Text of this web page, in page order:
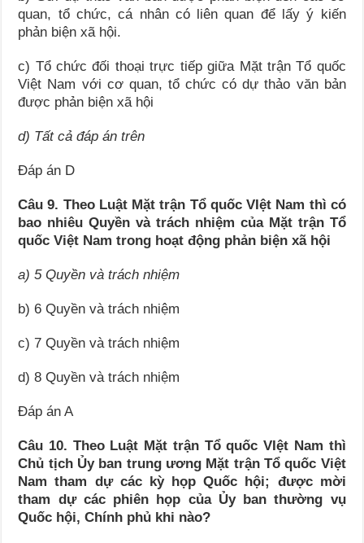
quan, tổ chức, cá nhân có liên quan để lấy ý kiến
phản biện xã hội.
c) Tổ chức đối thoại trực tiếp giữa Mặt trận Tổ quốc
Việt Nam với cơ quan, tổ chức có dự thảo văn bản
được phản biện xã hội
d) Tất cả đáp án trên
Đáp án D
Câu 9. Theo Luật Mặt trận Tổ quốc VIệt Nam thì có
bao nhiêu Quyền và trách nhiệm của Mặt trận Tổ
quốc Việt Nam trong hoạt động phản biện xã hội
a) 5 Quyền và trách nhiệm
b) 6 Quyền và trách nhiệm
c) 7 Quyền và trách nhiệm
d) 8 Quyền và trách nhiệm
Đáp án A
Câu 10. Theo Luật Mặt trận Tổ quốc VIệt Nam thì
Chủ tịch Ủy ban trung ương Mặt trận Tổ quốc Việt
Nam tham dự các kỳ họp Quốc hội; được mời
tham dự các phiên họp của Ủy ban thường vụ
Quốc hội, Chính phủ khi nào?